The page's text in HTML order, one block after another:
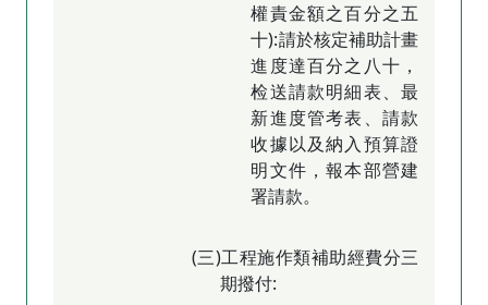
權責金額之百分之五
十):請於核定補助計畫
進度達百分之八十，
检送請款明細表、最
新進度管考表、請款
收據以及納入預算證
明文件，報本部營建
署請款。
(三)工程施作類補助經費分三
期撥付: